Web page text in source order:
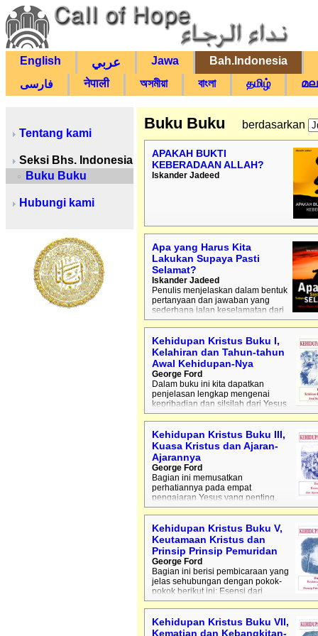
English عربي Jawa
Bah.Indonesia
فارسی
नेपाली অসমীয়া বাংলা தமிழ்
Tentang kami
Seksi Bhs. Indonesia
Buku Buku
Hubungi kami
Buku Buku berdasarkan
APAKAH BUKTI
KEBERADAAN ALLAH?
Iskander Jadeed
Apa yang Harus Kita
Lakukan Supaya Pasti
Selamat?
Iskander Jadeed
Penulis menjelaskan dalam bentuk
pertanyaan dan jawaban yang
sederhana jalan keselamatan dari
dosa, dan bagaimana untuk menghayati
kehidupan yang benar dan kudus.
dari dosa “sudah ada dalam pikiran Allah
awal mula”, dan untuk alasan ini “Dia
memberikan putra-Nya yang tunggal”,
Kristus, untuk menebus kita dari dosa.
mengandalkan penjelasan-penjelasannya
banyak ayat-ayat Alkitab.
Kehidupan Kristus Buku I,
Kelahiran dan Tahun-tahun
Awal Kehidupan-Nya
George Ford
Dalam buku ini kita dapatkan
penjelasan lengkap mengenai
kepribadian dan silsilah dari Yesus
Kristus, pemberitahuan mengenai
yang unik dan akibat-akibat yang penting
sehubungan dengan kelahiran itu sendiri,
teristimewa karena Yesus datang untuk
menyelamatkan umat manusia dari dosa.
Sebagai tambahan dari hal ini, kita
penjelasan tentang masa kanak-kanak
dan pertumbuhan-Nya dalam tubuh, roh
hikmat sampai pada awal dari pelayanan-
Kehidupan Kristus Buku III,
Kuasa Kristus dan Ajaran-
Ajarannya
George Ford
Bagian ini memusatkan
perhatiannya pada empat
pengajaran Yesus yang penting,
seperti khotbah di bukit yang mencakup
bagian dari kehidupan, menegaskan
hokum kasih dan pengampunan. Juga
membicarakan mengenai sejumlah
dilakukan-Nya dan pemilihan murid-
Kehidupan Kristus Buku V,
Keutamaan Kristus dan
Prinsip Prinsip Pemuridan
George Ford
Bagian ini berisi pembicaraan yang
jelas sehubungan dengan pokok-
pokok berikut ini: Esensi dari
kepribadian Kristus, kesaksian dari sorga
mengenai Dia, otoritas-Nya, dan
Nya di di bukit kemuliaan dalam kemuliaan
sorgawi-Nya, otoritas-Nya. Buku ini juga
Kehidupan Kristus Buku VII,
Kematian dan Kebangkitan-